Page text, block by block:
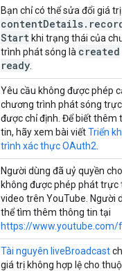
Bạn chỉ có thể sửa đổi giá trị
contentDetails. record
Start khi trạng thái của
trình phát sóng là created
ready
Yêu cầu không được phép
chương trình phát sóng trực
được chỉ định. Để biết thêm
tin, hãy xem bài viếtTriển khai
trình xác thực OAuth2
Người dùng đã uỷ quyền cho
không được phép phát trực
video trên YouTube. Người
thể tìm thêm thông tin tại
https://www.youtube.com/
Tài nguyên liveBroadcast
giá trị không hợp lệ cho thuộc